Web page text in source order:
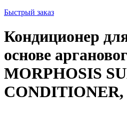
Быстрый заказ
Кондиционер
основе
MORPHOSIS
CONDITIONER,